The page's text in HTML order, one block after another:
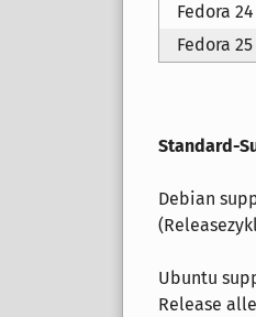
Fedora 24
Fedora 25
Standard-
Debian
Ubuntu
Release